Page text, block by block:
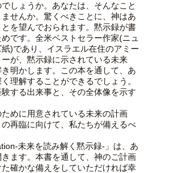
しょうか。あなたは、そんなこと
せんか。驚くべきことに、神はあ
を望んでおられます。黙示録が書
です。全米ベストセラー作家(ニュ
)であり、イスラエル在住のアミー
が、黙示録に示されている未来
明かします。この本を通して、あ
理解することができるでしょう。
験する出来事と、その全体像を示す
ために用意されている未来の計画
の再臨に向けて、私たちが備えるべ
未来を読み解く黙示録-」は、あ
ます。本書を通して、神のご計画
確かな備えをしていただければ幸